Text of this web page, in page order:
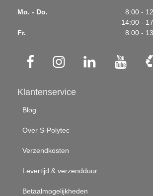
Mo. - Do.
8:00 -
14:00 -
Fr.
8:00 -
Klantenservice
Blog
Over S-Polytec
Verzendkosten
Levertijd & verzendduur
Betaalmogelijkheden